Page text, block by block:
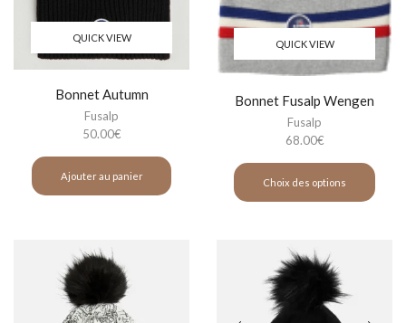
QUICK VIEW
Bonnet Autumn
Fusalp
50.00€
Ajouter au panier
QUICK VIEW
Bonnet Fusalp Wengen
Fusalp
68.00€
Choix des options